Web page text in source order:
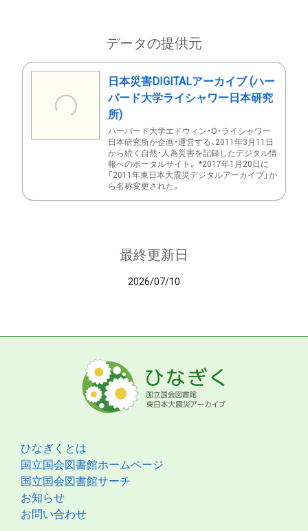
データの提供元
日本災害DIGITALアーカイブ (ハー
バード大学ライシャワー日本研究
所)
ハーバード大学エドウィン・O・ライシャワー
日本研究所が企画・運営する、2011年3月11日
から続く自然・人為災害を記録したデジタル情
報へのポータルサイト。 *2017年1月20日に
「2011年東日本大震災デジタルアーカイブ」か
ら名称変更された。
最終更新日
2026/07/10
ひなぎくとは
国立国会図書館ホームページ
国立国会図書館サーチ
お知らせ
お問い合わせ